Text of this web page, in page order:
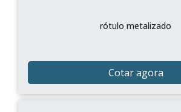
rótulo metalizado
Cotar agora